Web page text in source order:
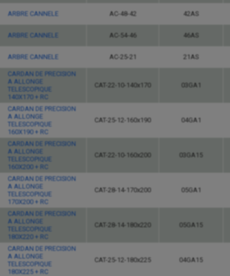
ARBRE CANNELE AC-48-42 42AS
ARBRE CANNELE AC-54-46 46AS
ARBRE CANNELE AC-25-21 21AS
CARDAN DE PRECISION
A ALLONGE
TELESCOPIQUE
140X170 + RC
CAT-22-10-140x170 03GA1
CARDAN DE PRECISION
A ALLONGE
TELESCOPIQUE
160X190 + RC
CAT-25-12-160x190 04GA1
CARDAN DE PRECISION
A ALLONGE
TELESCOPIQUE
160X200 + RC
CAT-22-10-160x200 03GA15
CARDAN DE PRECISION
A ALLONGE
TELESCOPIQUE
170X200 + RC
CAT-28-14-170x200 05GA1
CARDAN DE PRECISION
A ALLONGE
TELESCOPIQUE
180X220 + RC
CAT-28-14-180x220 05GA15
CARDAN DE PRECISION
A ALLONGE
TELESCOPIQUE
180X225 + RC
CAT-25-12-180x225 04GA15